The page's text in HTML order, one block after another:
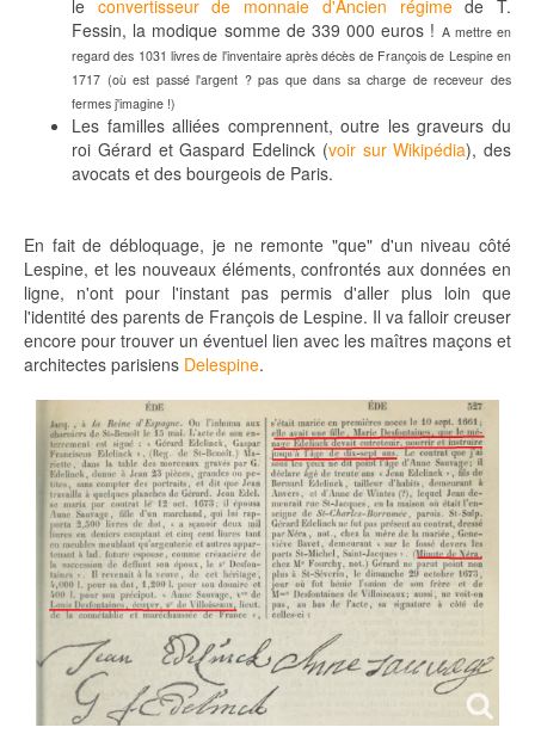
le convertisseur de monnaie d'Ancien régimede T.
Fessin, la modique somme de 339 000 euros ! A mettre en
regard des 1031 livres de l'inventaire après décès de François de Lespine en
1717 (où est passé l'argent ? pas que dans sa charge de receveur des
fermes j'imagine !)
Les familles alliées comprennent, outre les graveurs du
roi Gérard et Gaspard Edelinck (voir sur Wikipédia), des
avocats et des bourgeois de Paris.
En fait de débloquage, je ne remonte "que" d'un niveau côté
Lespine, et les nouveaux éléments, confrontés aux données en
ligne, n'ont pour l'instant pas permis d'aller plus loin que
l'identité des parents de François de Lespine. Il va falloir creuser
encore pour trouver un éventuel lien avec les maîtres maçons et
architectes parisiens Delespine.